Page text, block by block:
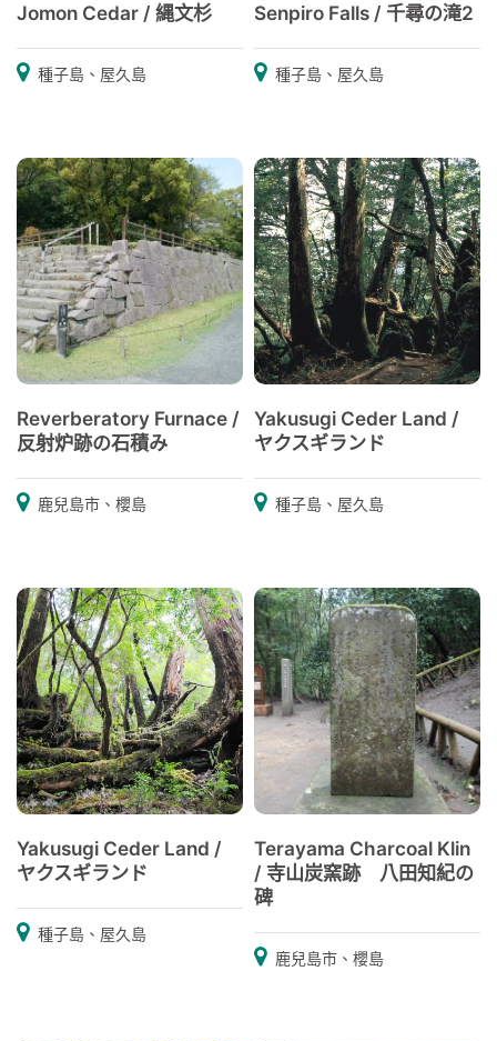
Jomon Cedar / 縄文杉
種子島、屋久島
Senpiro Falls / 千尋の滝2
種子島、屋久島
Reverberatory Furnace /
反射炉跡の石積み
鹿兒島市、櫻島
Yakusugi Ceder Land /
ヤクスギランド
種子島、屋久島
Yakusugi Ceder Land /
ヤクスギランド
種子島、屋久島
Terayama Charcoal Klin
/ 寺山炭窯跡 八田知紀の
碑
鹿兒島市、櫻島